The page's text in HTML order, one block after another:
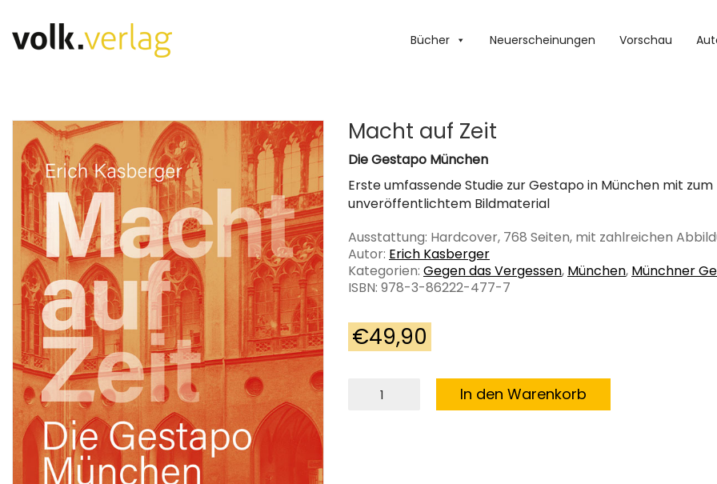
Bücher Neuerscheinungen Vorschau
Macht auf Zeit
Die Gestapo München
Erste umfassende Studie zur Gestapo in München mit zum
unveröffentlichtem Bildmaterial
Ausstattung: Hardcover, 768 Seiten, mit zahlreichen
Autor: Erich Kasberger
Kategorien: Gegen das Vergessen, München, Münchner
ISBN: 978-3-86222-477-7
€49,90
In den Warenkorb